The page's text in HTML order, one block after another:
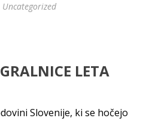
Uncategorized
LETA
Slovenije, ki se hočejo